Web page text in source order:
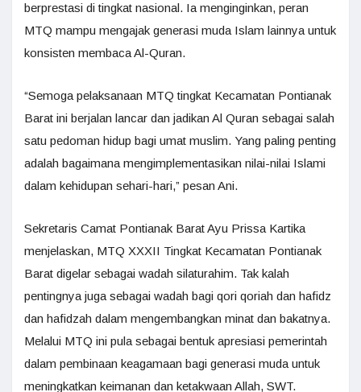
berprestasi di tingkat nasional. Ia menginginkan, peran
MTQ mampu mengajak generasi muda Islam lainnya untuk
konsisten membaca Al-Quran.
“Semoga pelaksanaan MTQ tingkat Kecamatan Pontianak
Barat ini berjalan lancar dan jadikan Al Quran sebagai salah
satu pedoman hidup bagi umat muslim. Yang paling penting
adalah bagaimana mengimplementasikan nilai-nilai Islami
dalam kehidupan sehari-hari,” pesan Ani.
Sekretaris Camat Pontianak Barat Ayu Prissa Kartika
menjelaskan, MTQ XXXII Tingkat Kecamatan Pontianak
Barat digelar sebagai wadah silaturahim. Tak kalah
pentingnya juga sebagai wadah bagi qori qoriah dan hafidz
dan hafidzah dalam mengembangkan minat dan bakatnya.
Melalui MTQ ini pula sebagai bentuk apresiasi pemerintah
dalam pembinaan keagamaan bagi generasi muda untuk
meningkatkan keimanan dan ketakwaan Allah, SWT.